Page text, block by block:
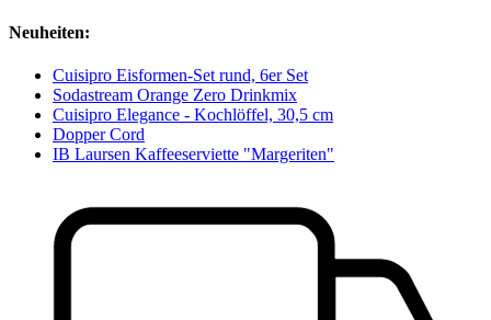
Neuheiten:
Cuisipro Eisformen-Set rund, 6er Set
Sodastream Orange Zero Drinkmix
Cuisipro Elegance - Kochlöffel, 30,5 cm
Dopper Cord
IB Laursen Kaffeeserviette "Margeriten"